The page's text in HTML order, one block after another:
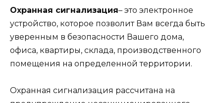
Охранная сигнализация– это электронное
устройство, которое позволит Вам всегда быть
уверенным в безопасности Вашего дома,
офиса, квартиры, склада, производственного
помещения на определенной территории.
Охранная сигнализация рассчитана на